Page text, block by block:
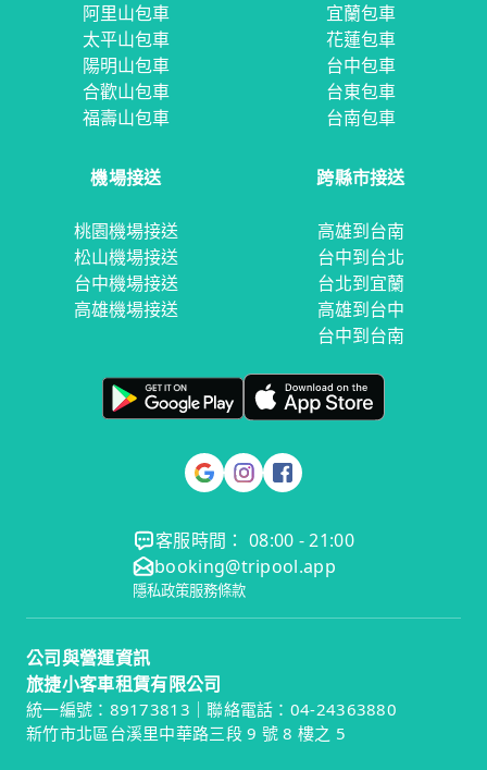
阿里山包車
太平山包車
陽明山包車
合歡山包車
福壽山包車
宜蘭包車
花蓮包車
台中包車
台東包車
台南包車
機場接送
桃園機場接送
松山機場接送
台中機場接送
高雄機場接送
跨縣市接送
高雄到台南
台中到台北
台北到宜蘭
高雄到台中
台中到台南
客服時間： 08:00 - 21:00
booking@tripool.app
隱私政策服務條款
公司與營運資訊
旅捷小客車租賃有限公司
統一編號：89173813｜聯絡電話：04-24363880
新竹市北區台溪里中華路三段 9 號 8 樓之 5